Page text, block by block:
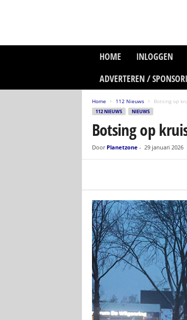
HOME INLOGGEN
ADVERTEREN /
Home 112 Nieuws Botsing op
112 NIEUWS NIEUWS
Botsing op
Door Planetzone - 29 januari 2026